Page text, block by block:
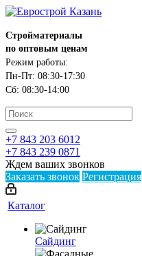
Стройматериалы
по оптовым ценам
Режим работы:
Пн-Пт: 08:30-17:30
Сб: 08:30-14:00
+7 843 203 6012
+7 843 239 0871
Ждем ваших звонков
Заказать звонок Регистрация
Каталог
Сайдинг